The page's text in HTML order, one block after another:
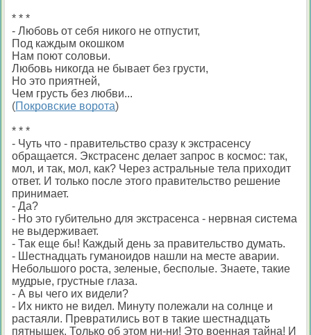
* * *
- Любовь от себя никого не отпустит,
Под каждым окошком
Нам поют соловьи.
Любовь никогда не бывает без грусти,
Но это приятней,
Чем грусть без любви...
(Покровские ворота)
* * *
- Чуть что - правительство сразу к экстрасенсу
обращается. Экстрасенс делает запрос в космос: так,
мол, и так, мол, как? Через астральные тела приходит
ответ. И только после этого правительство решение
принимает.
- Да?
- Но это губительно для экстрасенса - нервная система
не выдерживает.
- Так еще бы! Каждый день за правительство думать.
- Шестнадцать гуманоидов нашли на месте аварии.
Небольшого роста, зеленые, бесполые. Знаете, такие
мудрые, грустные глаза.
- А вы чего их видели?
- Их никто не видел. Минуту полежали на солнце и
растаяли. Превратились вот в такие шестнадцать
пятнышек. Только об этом ни-ни! Это военная тайна! И